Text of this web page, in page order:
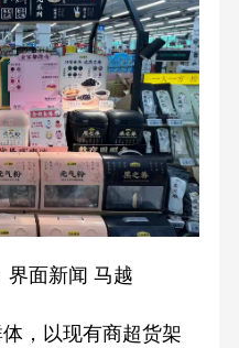
界面新闻 马越
，以现有商超货架